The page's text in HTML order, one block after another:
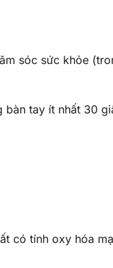
sóc sức khỏe
tay ít nhất 30
có tính oxy hóa